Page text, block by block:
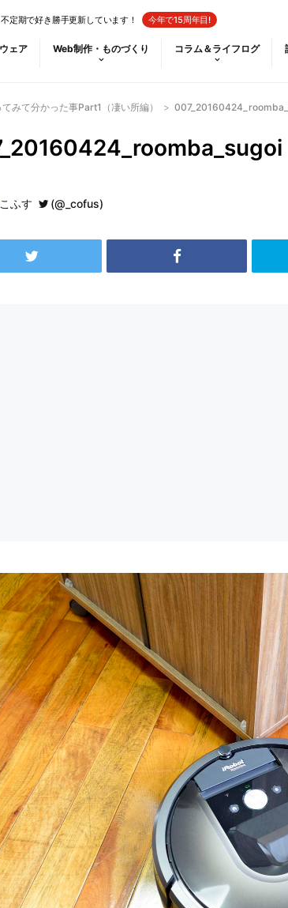
定期で好き勝手更新しています！ 今年で15周年目!
ェア Web制作・ものづくり コラム＆ライフログ
みて分かった事Part1（凄い所編） >
こふす (@_cofus)